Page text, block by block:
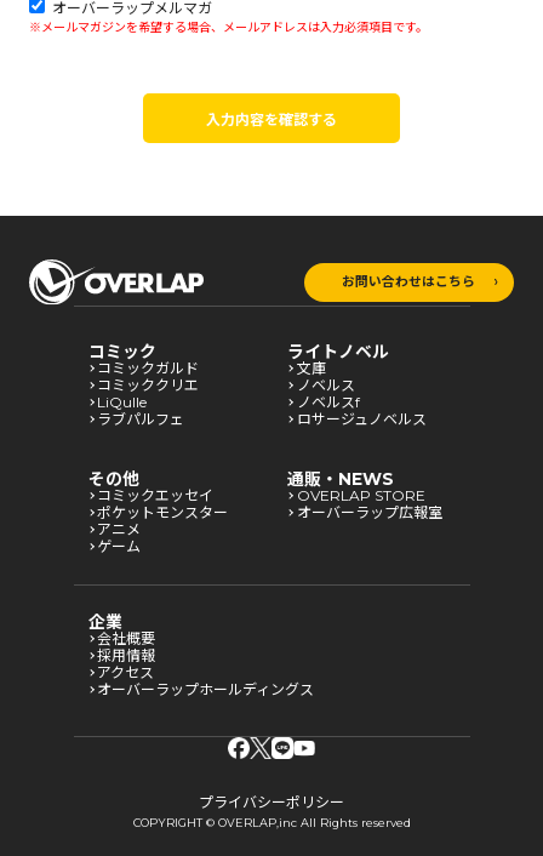
オーバーラップメルマガ
※メールマガジンを希望する場合、メールアドレスは入力必須項目です。
入力内容を確認する
お問い合わせはこちら
コミック
コミックガルド
コミッククリエ
LiQulle
ラブパルフェ
ライトノベル
文庫
ノベルス
ノベルスf
ロサージュノベルス
その他
コミックエッセイ
ポケットモンスター
アニメ
ゲーム
通販・NEWS
OVERLAP STORE
オーバーラップ広報室
企業
会社概要
採用情報
アクセス
オーバーラップホールディングス
プライバシーポリシー
COPYRIGHT © OVERLAP,inc All Rights reserved